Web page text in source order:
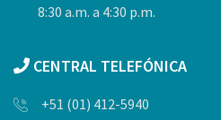
8:30 a.m. a 4:30 p.m.
CENTRAL TELEFÓNICA
+51 (01) 412-5940